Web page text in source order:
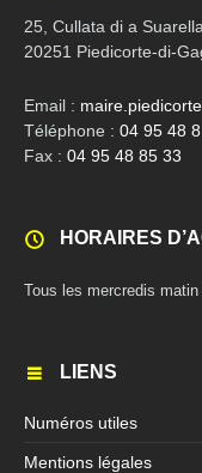
25, Cullata di a Suarella
20251 Piedicorte-di-
Email :
Téléphone : 04 95 48
Fax : 04 95 48 85 33
HORAIRES
Tous les mercredis
LIENS
Numéros utiles
Mentions légales